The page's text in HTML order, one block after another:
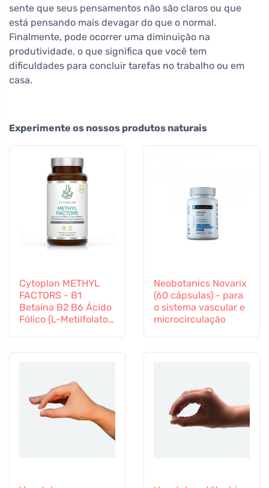
sente que seus pensamentos não são claros ou que
está pensando mais devagar do que o normal.
Finalmente, pode ocorrer uma diminuição na
produtividade, o que significa que você tem
dificuldades para concluir tarefas no trabalho ou em
casa.
Experimente os nossos produtos naturais
Cytoplan METHYL
FACTORS - B1
Betaína B2 B6 Ácido
Fólico (L-Metilfolato)
Neobotanics Novarix
(60 cápsulas) - para
o sistema vascular e
microcirculação